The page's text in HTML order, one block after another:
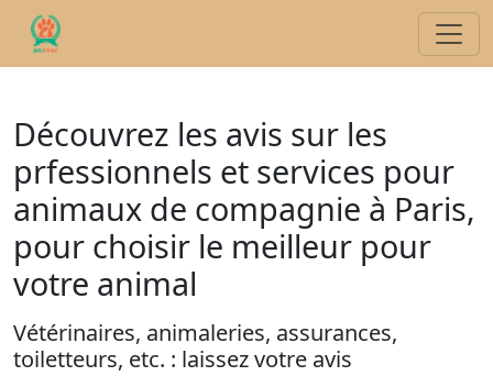
Découvrez les avis sur les
prfessionnels et services pour
animaux de compagnie à Paris,
pour choisir le meilleur pour
votre animal
Vétérinaires, animaleries, assurances,
toiletteurs, etc. : laissez votre avis